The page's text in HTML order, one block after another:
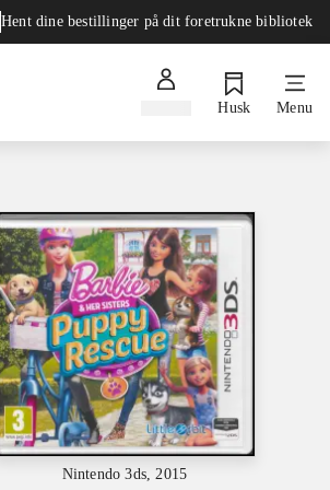
Hent dine bestillinger på dit foretrukne bibliotek
Husk Menu
Nintendo 3ds, 2015